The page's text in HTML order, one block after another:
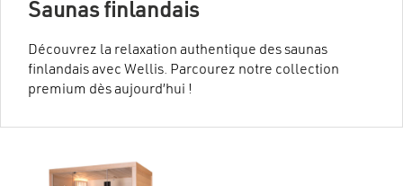
Saunas finlandais
Découvrez la relaxation authentique des saunas
finlandais avec Wellis. Parcourez notre collection
premium dès aujourd’hui !